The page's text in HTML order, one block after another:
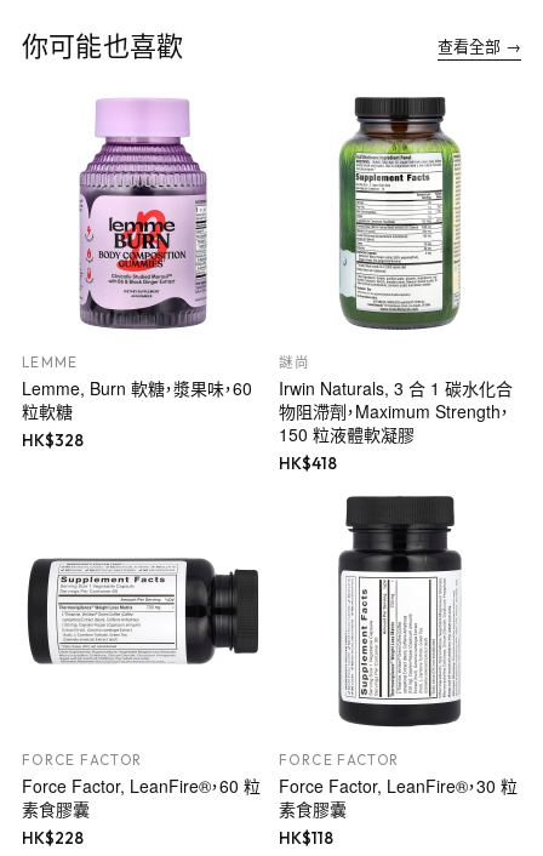
你可能也喜歡 查看全部 →
LEMME
Lemme, Burn 軟糖，漿果味，60
粒軟糖
HK$328
謎尚
Irwin Naturals, 3 合 1 碳水化合
物阻滯劑，Maximum Strength，
150 粒液體軟凝膠
HK$418
FORCE FACTOR
Force Factor, LeanFire®，60 粒
素食膠囊
HK$228
FORCE FACTOR
Force Factor, LeanFire®，30 粒
素食膠囊
HK$118